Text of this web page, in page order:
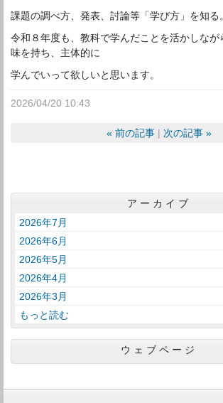
課題の調べ方、発表、討論等「学び方」を知る。
令和８年度も、教科で学んだことを活かしなが
味を持ち、主体的に
学んでいって欲しいと思います。
2026/04/20 10:43
« 前の記事 次の記事 »
アーカイブ
2026年7月
2026年6月
2026年5月
2026年4月
2026年3月
もっと読む
ウェブページ